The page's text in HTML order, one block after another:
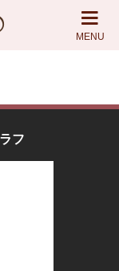
MENU
フ